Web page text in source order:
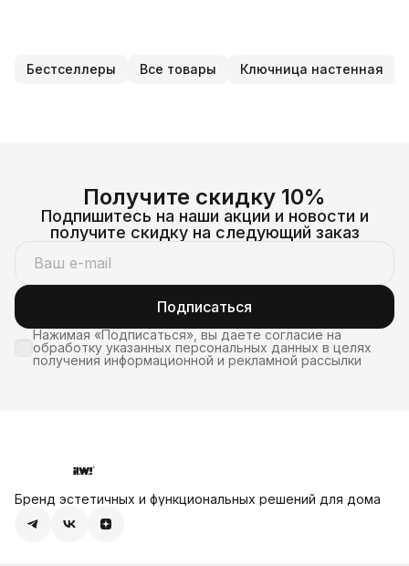
Бестселлеры Все товары Ключница настенная
Получите скидку 10%
Подпишитесь на наши акции и новости и
получите скидку на следующий заказ
Подписаться
Нажимая «Подписаться», вы даете согласие на
обработку указанных персональных данных в целях
получения информационной и рекламной рассылки
Бренд эстетичных и функциональных решений для дома